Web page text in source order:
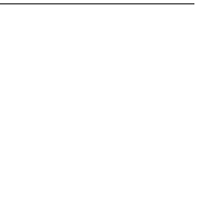
ンを提供します。すべ
り、信頼性と効率性が保
労力が軽減され、日々の